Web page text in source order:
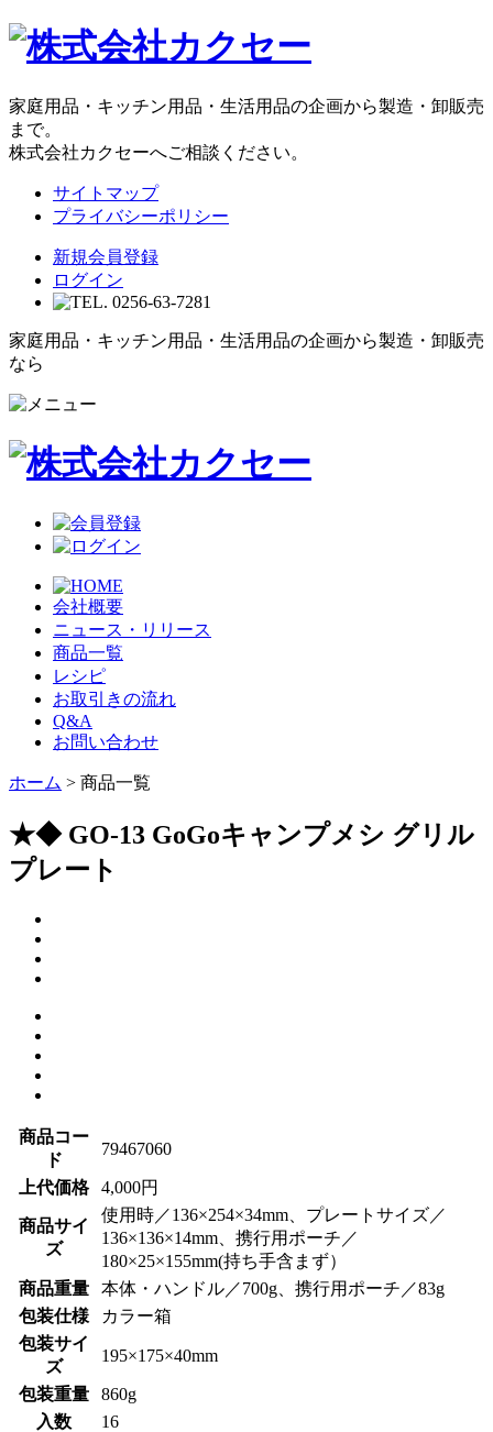
家庭用品・キッチン用品・生活用品の企画から製造・卸販売
まで。
株式会社カクセーへご相談ください。
サイトマップ
プライバシーポリシー
新規会員登録
ログイン
家庭用品・キッチン用品・生活用品の企画から製造・卸販売
なら
会社概要
ニュース・リリース
商品一覧
レシピ
お取引きの流れ
Q&A
お問い合わせ
ホーム > 商品一覧
★◆ GO-13 GoGoキャンプメシ グリル
プレート
商品コー
ド
79467060
上代価格 4,000円
商品サイ
ズ
使用時／136×254×34mm、プレートサイズ／
136×136×14mm、携行用ポーチ／
180×25×155mm(持ち手含まず）
商品重量
本体・ハンドル／700g、携行用ポーチ／83g
包装仕様
カラー箱
包装サイ
ズ
195×175×40mm
包装重量
860g
入数
16